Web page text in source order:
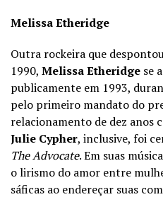
Melissa Etheridge
Outra rockeira que
1990, Melissa Etheridge se
publicamente em 1993,
pelo primeiro mandato do
relacionamento de dez anos
Julie Cypher, inclusive, foi
The Advocate. Em suas
o lirismo do amor entre
sáficas ao endereçar suas